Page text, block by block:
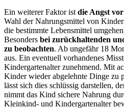
Ein weiterer Faktor ist die Angst
Wahl der Nahrungsmittel von
die bestimmte Lebensmittel
Besonders bei zurückhaltenden
zu beobachten. Ab ungefähr 18
aus. Ein eventuell vorhandenes
Kindergartenalter zunehmend. Mit
Kinder wieder abgelehnte Dinge zu
lässt sich dies schlüssig darstellen,
nimmt das Kind sichere Nahrung
Kleinkind- und Kindergartenalter